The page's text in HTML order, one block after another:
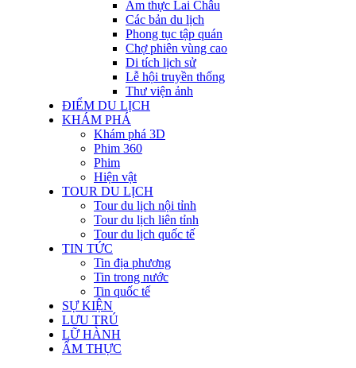
Ẩm thực Lai Châu
Các bản du lịch
Phong tục tập quán
Chợ phiên vùng cao
Di tích lịch sử
Lễ hội truyền thống
Thư viện ảnh
ĐIỂM DU LỊCH
KHÁM PHÁ
Khám phá 3D
Phim 360
Phim
Hiện vật
TOUR DU LỊCH
Tour du lịch nội tỉnh
Tour du lịch liên tỉnh
Tour du lịch quốc tế
TIN TỨC
Tin địa phương
Tin trong nước
Tin quốc tế
SỰ KIỆN
LƯU TRÚ
LỮ HÀNH
ẨM THỰC